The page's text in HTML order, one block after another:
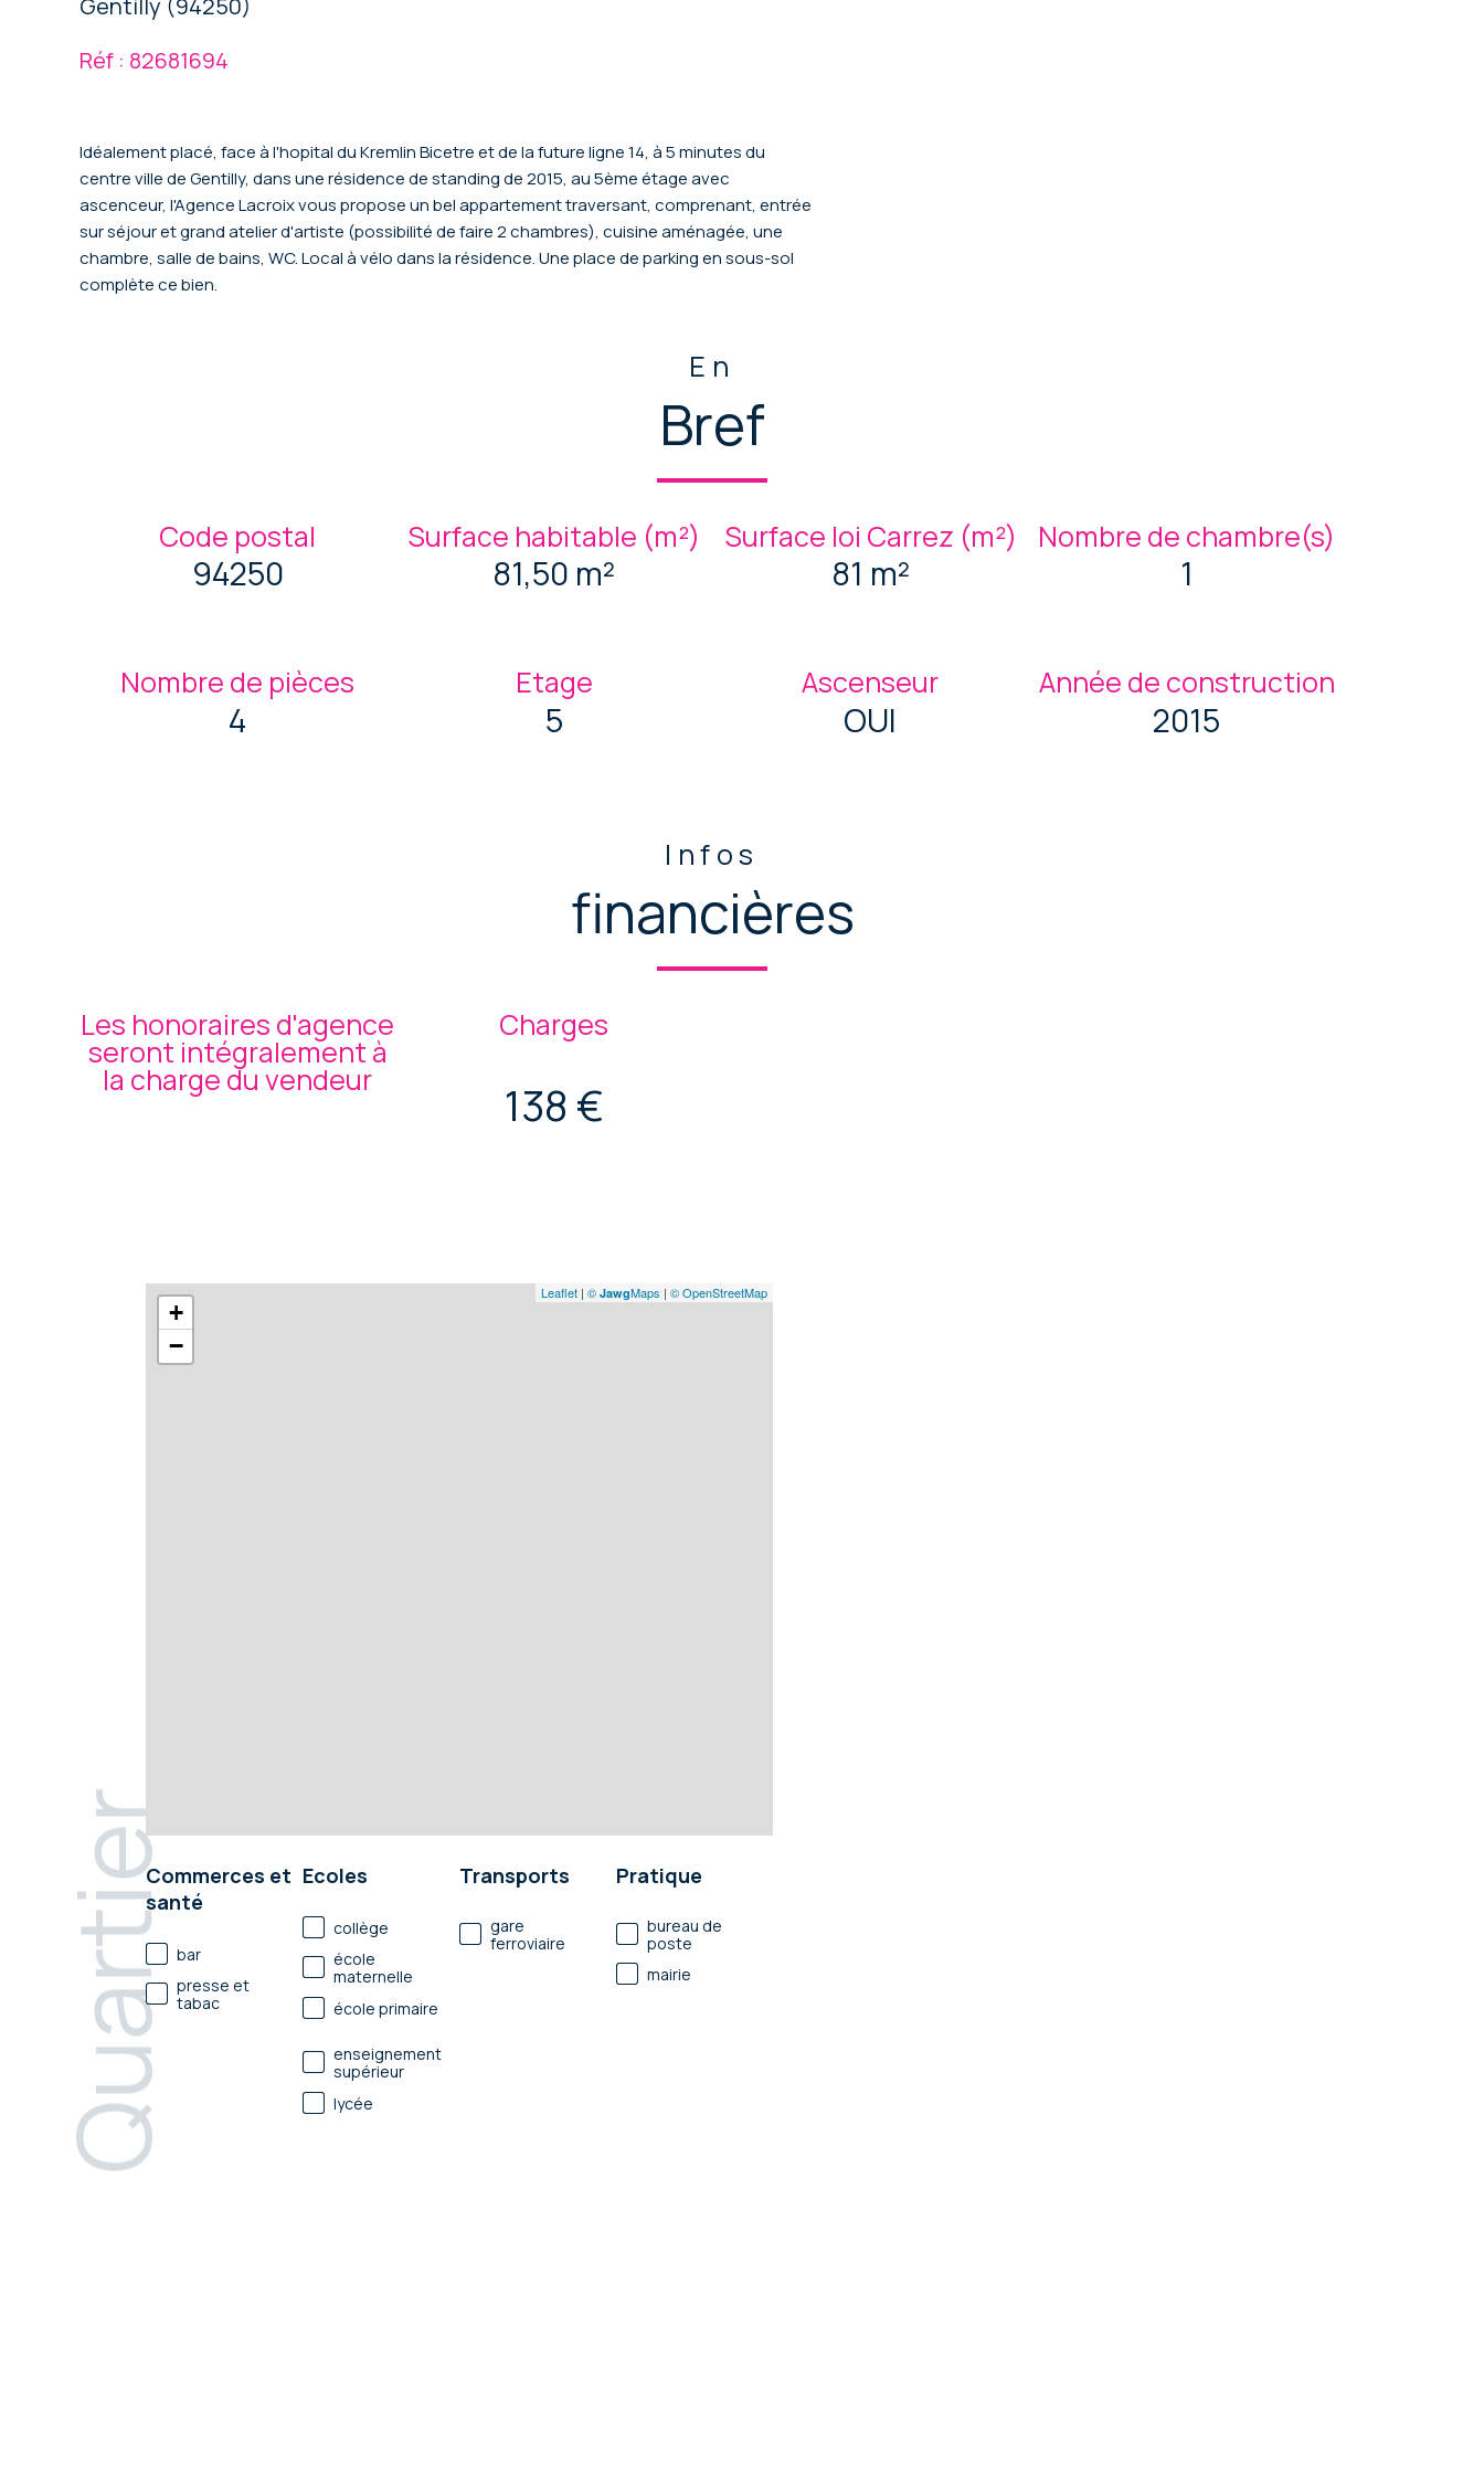
Gentilly (94250)
Réf : 82681694
Idéalement placé, face à l'hopital du Kremlin Bicetre et de la future ligne 14, à 5 minutes du
centre ville de Gentilly, dans une résidence de standing de 2015, au 5ème étage avec
ascenceur, l'Agence Lacroix vous propose un bel appartement traversant, comprenant, entrée
sur séjour et grand atelier d'artiste (possibilité de faire 2 chambres), cuisine aménagée, une
chambre, salle de bains, WC. Local à vélo dans la résidence. Une place de parking en sous-sol
complète ce bien.
En
Bref
Code postal
94250
Surface habitable (m²)
81,50 m²
Surface loi Carrez (m²)
81 m²
Nombre de chambre(s)
1
Nombre de pièces
4
Etage
5
Ascenseur
OUI
Année de construction
2015
Infos
financières
Les honoraires d'agence
seront intégralement à
la charge du vendeur
Charges
138 €
Quartier
+
−
Leaflet| © JawgMaps | © OpenStreetMap
Commerces et
santé
bar
presse et
tabac
Ecoles
collège
école
maternelle
école primaire
enseignement
supérieur
lycée
Transports
gare
ferroviaire
Pratique
bureau de
poste
mairie